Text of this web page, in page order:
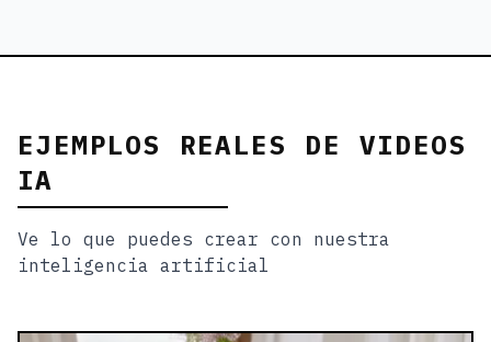
EJEMPLOS REALES DE VIDEOS
IA
Ve lo que puedes crear con nuestra
inteligencia artificial